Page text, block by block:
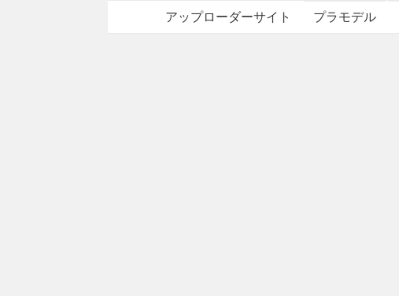
アップローダーサイト プラモデル